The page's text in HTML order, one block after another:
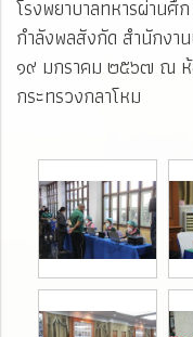
โรงพยาบาลทหารผ่านศึ
กำลังพลสังกัด สำนักงา
๑๙ มกราคม ๒๕๖๗ ณ ห้
กระทรวงกลาโหม